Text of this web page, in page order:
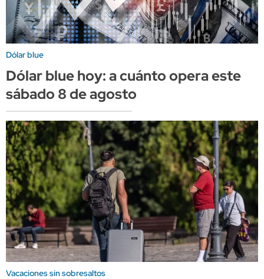
Dólar blue
Dólar blue hoy: a cuánto opera este
sábado 8 de agosto
Vacaciones sin sobresaltos